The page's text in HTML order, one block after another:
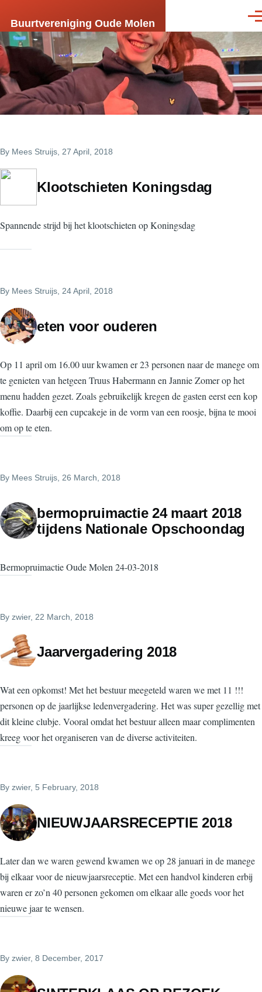
Buurtvereniging Oude Molen
By Mees Struijs , 27 April, 2018
Klootschieten Koningsdag
Spannende strijd bij het klootschieten op Koningsdag
By Mees Struijs , 24 April, 2018
eten voor ouderen
Op 11 april om 16.00 uur kwamen er 23 personen naar de manege om
te genieten van hetgeen Truus Habermann en Jannie Zomer op het
menu hadden gezet. Zoals gebruikelijk kregen de gasten eerst een kop
koffie. Daarbij een cupcakeje in de vorm van een roosje, bijna te mooi
om op te eten.
By Mees Struijs , 26 March, 2018
bermopruimactie 24 maart 2018
tijdens Nationale Opschoondag
Bermopruimactie Oude Molen 24-03-2018
By zwier, 22 March, 2018
Jaarvergadering 2018
Wat een opkomst! Met het bestuur meegeteld waren we met 11 !!!
personen op de jaarlijkse ledenvergadering. Het was super gezellig met
dit kleine clubje. Vooral omdat het bestuur alleen maar complimenten
kreeg voor het organiseren van de diverse activiteiten.
By zwier, 5 February, 2018
NIEUWJAARSRECEPTIE 2018
Later dan we waren gewend kwamen we op 28 januari in de manege
bij elkaar voor de nieuwjaarsreceptie. Met een handvol kinderen erbij
waren er zo’n 40 personen gekomen om elkaar alle goeds voor het
nieuwe jaar te wensen.
By zwier, 8 December, 2017